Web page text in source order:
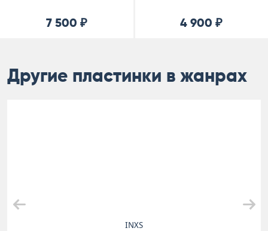
7 500 ₽ 4 900 ₽
Другие пластинки в жанрах
INXS